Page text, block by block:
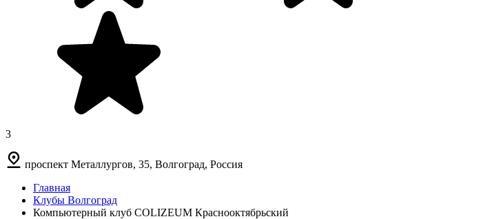
3
проспект Металлургов, 35, Волгоград, Россия
Главная
Клубы Волгоград
Компьютерный клуб COLIZEUM Краснооктябрьский